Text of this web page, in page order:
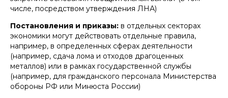
числе, посредством утверждения ЛНА)
Постановления и приказы: в отдельных секторах
экономики могут действовать отдельные правила,
например, в определенных сферах деятельности
(например, сдача лома и отходов драгоценных
металлов) или в рамках государственной службы
(например, для гражданского персонала Министерства
обороны РФ или Минюста России)